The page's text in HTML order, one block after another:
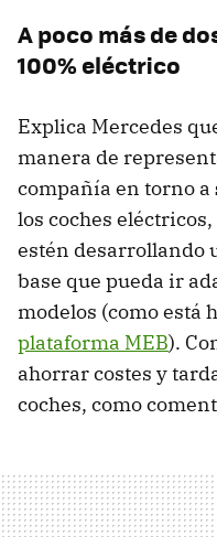
A poco más de
100% eléctrico
Explica Mercedes
manera de
compañía en torno a
los coches
estén desarrollando
base que pueda ir
modelos (como está
plataforma MEB).
ahorrar costes y
coches, como